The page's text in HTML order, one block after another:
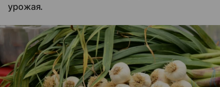
урожая.